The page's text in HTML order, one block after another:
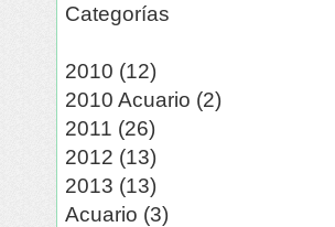
Categorías
2010 (12)
2010 Acuario (2)
2011 (26)
2012 (13)
2013 (13)
Acuario (3)